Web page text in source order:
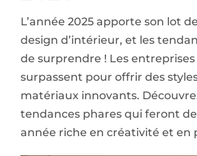
L’année 2025 apporte son lot
design d’intérieur, et les
de surprendre ! Les
surpassent pour offrir des
matériaux innovants.
tendances phares qui feront
année riche en créativité et en